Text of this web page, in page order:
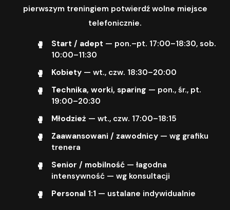
pierwszym treningiem potwierdź wolne miejsce
telefonicznie.
Start / adept — pon.–pt. 17:00–18:30, sob.
10:00–11:30
Kobiety— wt., czw. 18:30–20:00
Technika, worki, sparing — pon., śr., pt.
19:00–20:30
Młodzież — wt., czw. 17:00–18:15
Zaawansowani / zawodnicy— wg grafiku
trenera
Senior / mobilność— łagodna
intensywność — wg konsultacji
Personal 1:1 — ustalane indywidualnie